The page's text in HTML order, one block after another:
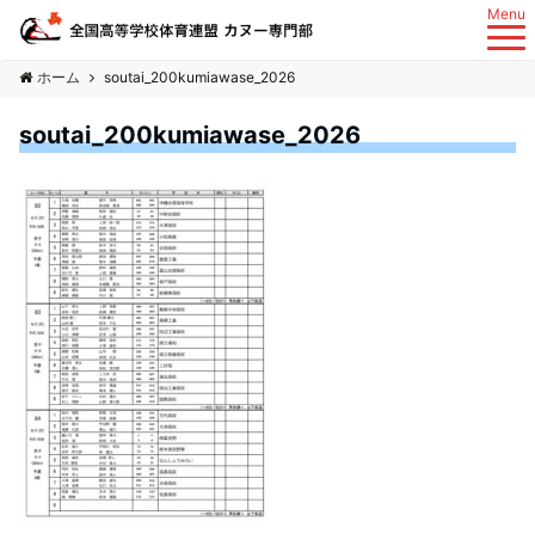
Menu
ホーム soutai_200kumiawase_2026
soutai_200kumiawase_2026